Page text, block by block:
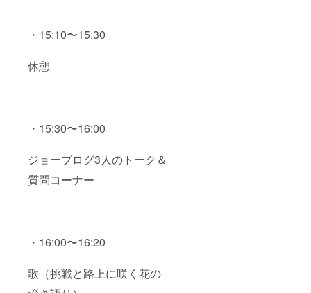
・15:10〜15:30
休憩
・15:30〜16:00
ジョーブログ3人のトーク＆
質問コーナー
・16:00〜16:20
歌（挑戦と路上に咲く花の